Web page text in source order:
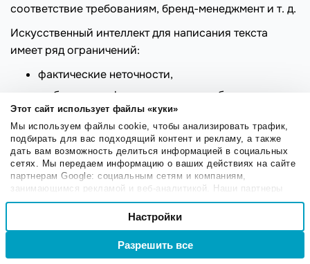
Этот сайт использует файлы «куки»
Мы используем файлы cookie, чтобы анализировать трафик,
подбирать для вас подходящий контент и рекламу, а также
дать вам возможность делиться информацией в социальных
сетях. Мы передаем информацию о ваших действиях на сайте
партнерам Google: социальным сетям и компаниям,
занимающимся рекламой и веб-аналитикой. Наши партнеры
могут комбинировать эти сведения с предоставленной вами
информацией, а также данными, которые они получили при
использовании вами их сервисов.
Выбор
Настроечные
Настройки
Разрешить все
соответствие требованиям, бренд-менеджмент и т. д.
Искусственный интеллект для написания текста
имеет ряд ограничений:
фактические неточности,
шаблонность формулировок, необходимость
ручного редактирования
необходимость ручного редактирования,
отсутствие глубокой экспертизы,
риск низкой уникальности без доработки.
Рассмотрим эту тему подробнее.
Фактические неточности